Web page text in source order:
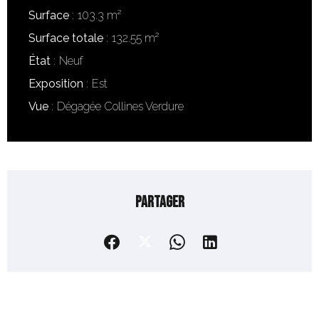
Surface
103.3 m²
Surface totale
132.55 m²
État
Neuf
Exposition
Est
Vue
Dégagée Collines Verdure
Partager